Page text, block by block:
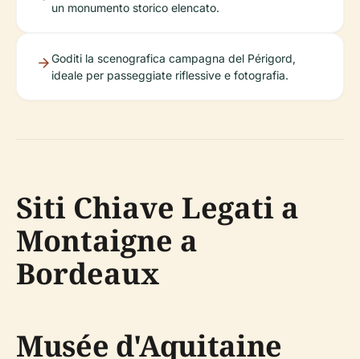
un monumento storico elencato.
Goditi la scenografica campagna del Périgord,
ideale per passeggiate riflessive e fotografia.
Siti Chiave Legati a
Montaigne a
Bordeaux
Musée d'Aquitaine